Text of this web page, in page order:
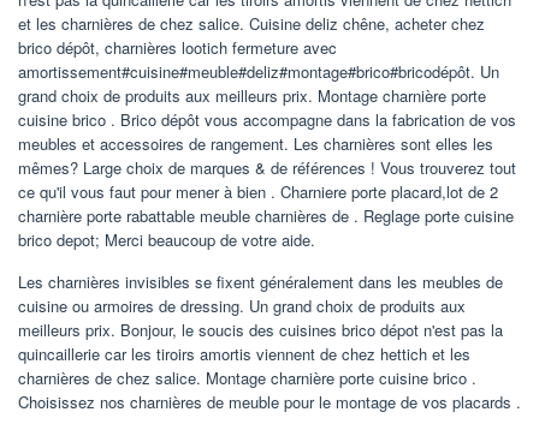
et les charnières de chez salice. Cuisine deliz chêne, acheter chez
brico dépôt, charnières lootich fermeture avec
amortissement#cuisine#meuble#deliz#montage#brico#bricodépôt. Un
grand choix de produits aux meilleurs prix. Montage charnière porte
cuisine brico . Brico dépôt vous accompagne dans la fabrication de vos
meubles et accessoires de rangement. Les charnières sont elles les
mêmes? Large choix de marques & de références ! Vous trouverez tout
ce qu'il vous faut pour mener à bien . Charniere porte placard,lot de 2
charnière porte rabattable meuble charnières de . Reglage porte cuisine
brico depot; Merci beaucoup de votre aide.
Les charnières invisibles se fixent généralement dans les meubles de
cuisine ou armoires de dressing. Un grand choix de produits aux
meilleurs prix. Bonjour, le soucis des cuisines brico dépot n'est pas la
quincaillerie car les tiroirs amortis viennent de chez hettich et les
charnières de chez salice. Montage charnière porte cuisine brico .
Choisissez nos charnières de meuble pour le montage de vos placards .